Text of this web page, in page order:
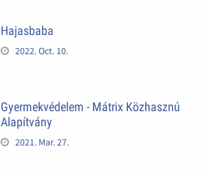
Hajasbaba
2022. Oct. 10.
Gyermekvédelem - Mátrix Közhasznú
Alapítvány
2021. Mar. 27.